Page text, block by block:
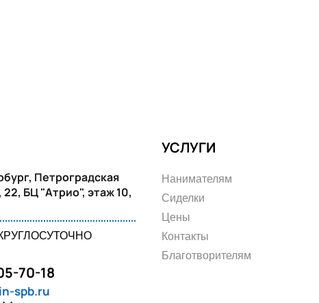
Петроградская
БЦ "Атрио", этаж 10,
70-18
spb.ru
УСЛУГИ
Нанимателям
Сиделки
Цены
Контакты
Благотворителям